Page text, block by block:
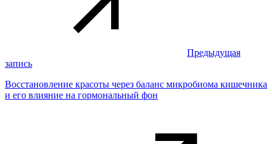
Предыдущая
запись
Восстановление красоты через баланс микробиома кишечника
и его влияние на гормональный фон